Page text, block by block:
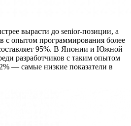
вырасти до senior-позиции, а
с опытом программирования более
95%. В Японии и Южной
разработчиков с таким опытом
— самые низкие показатели в